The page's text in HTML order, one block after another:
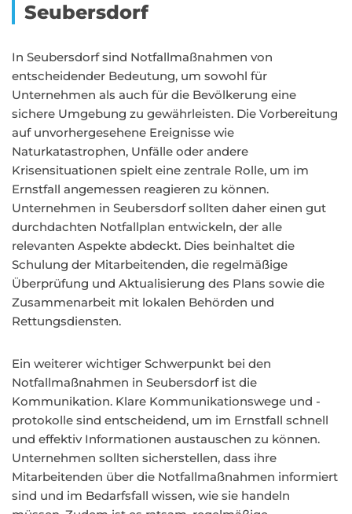
Seubersdorf
In Seubersdorf sind Notfallmaßnahmen von
entscheidender Bedeutung, um sowohl für
Unternehmen als auch für die Bevölkerung eine
sichere Umgebung zu gewährleisten. Die Vorbereitung
auf unvorhergesehene Ereignisse wie
Naturkatastrophen, Unfälle oder andere
Krisensituationen spielt eine zentrale Rolle, um im
Ernstfall angemessen reagieren zu können.
Unternehmen in Seubersdorf sollten daher einen gut
durchdachten Notfallplan entwickeln, der alle
relevanten Aspekte abdeckt. Dies beinhaltet die
Schulung der Mitarbeitenden, die regelmäßige
Überprüfung und Aktualisierung des Plans sowie die
Zusammenarbeit mit lokalen Behörden und
Rettungsdiensten.
Ein weiterer wichtiger Schwerpunkt bei den
Notfallmaßnahmen in Seubersdorf ist die
Kommunikation. Klare Kommunikationswege und -
protokolle sind entscheidend, um im Ernstfall schnell
und effektiv Informationen austauschen zu können.
Unternehmen sollten sicherstellen, dass ihre
Mitarbeitenden über die Notfallmaßnahmen informiert
sind und im Bedarfsfall wissen, wie sie handeln